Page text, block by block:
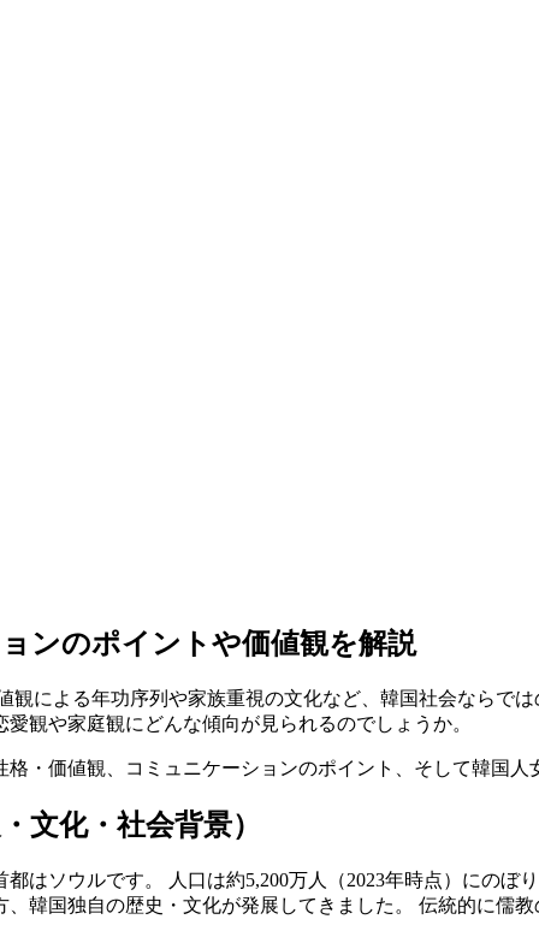
ンのポイントや価値観を解説
による年功序列や家族重視の文化など、韓国社会ならで
観や家庭観にどんな傾向が見られるのでしょうか。
・価値観、コミュニケーションのポイント、そして韓国
文化・社会背景）
はソウルです。 人口は約5,200万人（2023年時点）にのぼ
韓国独自の歴史・文化が発展してきました。 伝統的に儒